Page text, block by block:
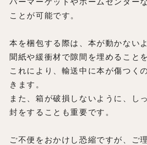
パーマーケットやホームセンター
ことが可能です。
本を梱包する際は、本が動かない
聞紙や緩衝材で隙間を埋めること
これにより、輸送中に本が傷つく
きます。
また、箱が破損しないように、し
封をすることも重要です。
ご不便をおかけし恐縮ですが、ご